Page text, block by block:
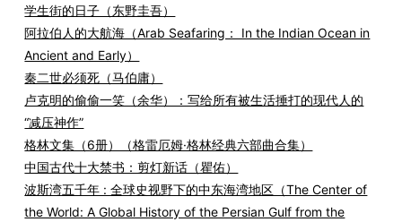
学生街的日子（东野圭吾）
阿拉伯人的大航海（Arab Seafaring： In the Indian Ocean in
Ancient and Early）
秦二世必须死（马伯庸）
卢克明的偷偷一笑（余华）：写给所有被生活捶打的现代人的
“减压神作”
格林文集（6册）（格雷厄姆·格林经典六部曲合集）
中国古代十大禁书：剪灯新话（瞿佑）
波斯湾五千年 : 全球史视野下的中东海湾地区（The Center of
the World: A Global History of the Persian Gulf from the